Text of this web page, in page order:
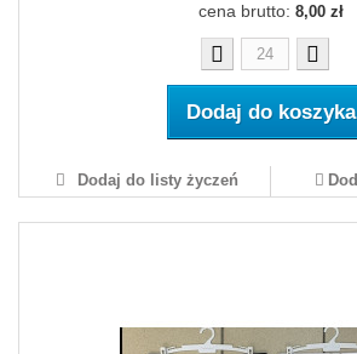
cena brutto: 8,00 zł
Dodaj do koszyka
Dodaj do listy życzeń